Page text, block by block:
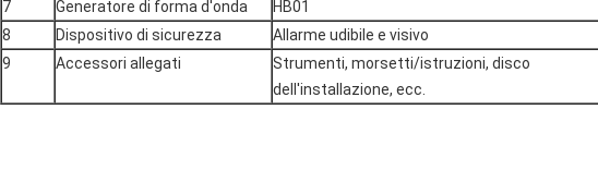
7
Generatore di forma d'onda HB01
8
Dispositivo di sicurezza Allarme udibile e visivo
9
Accessori allegati
Strumenti, morsetti/istruzioni, disco
dell'installazione, ecc.